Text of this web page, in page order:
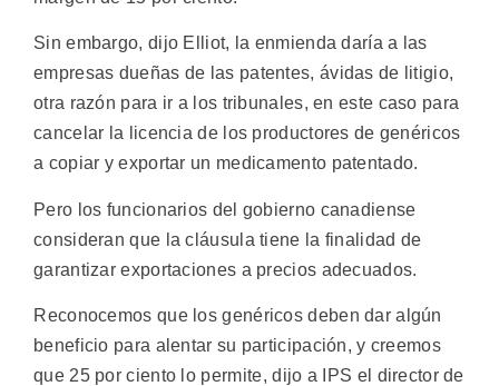
Sin embargo, dijo Elliot, la enmienda daría a las
empresas dueñas de las patentes, ávidas de litigio,
otra razón para ir a los tribunales, en este caso para
cancelar la licencia de los productores de genéricos
a copiar y exportar un medicamento patentado.
Pero los funcionarios del gobierno canadiense
consideran que la cláusula tiene la finalidad de
garantizar exportaciones a precios adecuados.
Reconocemos que los genéricos deben dar algún
beneficio para alentar su participación, y creemos
que 25 por ciento lo permite, dijo a IPS el director de